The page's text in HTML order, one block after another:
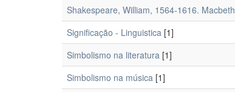
Shakespeare, William, 1564-1616. Macbeth
Significação - Linguistica [1]
Simbolismo na literatura [1]
Simbolismo na música [1]